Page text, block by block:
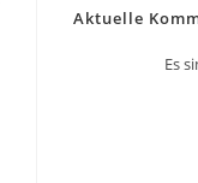
Aktuelle
Es